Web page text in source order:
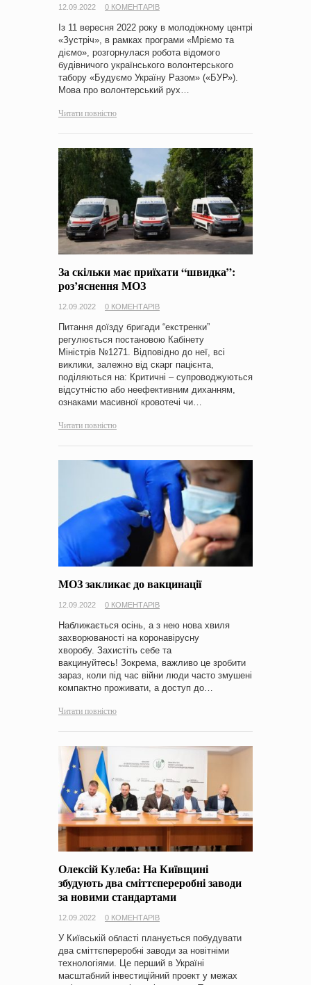
12.09.2022 0 КОМЕНТАРІВ
Із 11 вересня 2022 року в молодіжному центрі
«Зустріч», в рамках програми «Мріємо та
діємо», розгорнулася робота відомого
будівничого українського волонтерського
табору «Будуємо Україну Разом» («БУР»).
Мова про волонтерський рух…
Читати повністю
За скільки має приїхати “швидка”:
роз’яснення МОЗ
12.09.2022 0 КОМЕНТАРІВ
Питання доїзду бригади “екстренки”
регулюється постановою Кабінету
Міністрів №1271. Відповідно до неї, всі
виклики, залежно від скарг пацієнта,
поділяються на: Критичні – супроводжуються
відсутністю або неефективним диханням,
ознаками масивної кровотечі чи…
Читати повністю
МОЗ закликає до вакцинації
12.09.2022 0 КОМЕНТАРІВ
Наближається осінь, а з нею нова хвиля
захворюваності на коронавірусну
хворобу. Захистіть себе та
вакцинуйтесь! Зокрема, важливо це зробити
зараз, коли під час війни люди часто змушені
компактно проживати, а доступ до…
Читати повністю
Олексій Кулеба: На Київщині
збудують два сміттєпереробні заводи
за новими стандартами
12.09.2022 0 КОМЕНТАРІВ
У Київській області планується побудувати
два сміттєпереробні заводи за новітніми
технологіями. Це перший в Україні
масштабний інвестиційний проект у межах